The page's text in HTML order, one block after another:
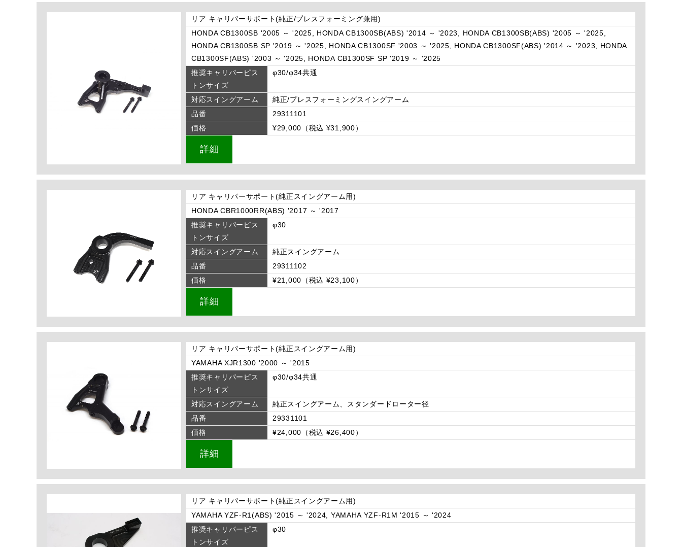
リア キャリパーサポート(純正/プレスフォーミング兼用)
HONDA CB1300SB '2005 ～ '2025, HONDA CB1300SB(ABS) '2014 ～ '2023, HONDA CB1300SB(ABS) '2005 ～ '2025,
HONDA CB1300SB SP '2019 ～ '2025, HONDA CB1300SF '2003 ～ '2025, HONDA CB1300SF(ABS) '2014 ～ '2023, HONDA
CB1300SF(ABS) '2003 ～ '2025, HONDA CB1300SF SP '2019 ～ '2025
推奨キャリパーピス
トンサイズ
φ30/φ34共通
対応スイングアーム
純正/プレスフォーミングスイングアーム
品番
29311101
価格
¥29,000（税込 ¥31,900）
詳細
リア キャリパーサポート(純正スイングアーム用)
HONDA CBR1000RR(ABS) '2017 ～ '2017
推奨キャリパーピス
トンサイズ
φ30
対応スイングアーム
純正スイングアーム
品番
29311102
価格
¥21,000（税込 ¥23,100）
詳細
リア キャリパーサポート(純正スイングアーム用)
YAMAHA XJR1300 '2000 ～ '2015
推奨キャリパーピス
トンサイズ
φ30/φ34共通
対応スイングアーム
純正スイングアーム、スタンダードローター径
品番
29331101
価格
¥24,000（税込 ¥26,400）
詳細
リア キャリパーサポート(純正スイングアーム用)
YAMAHA YZF-R1(ABS) '2015 ～ '2024, YAMAHA YZF-R1M '2015 ～ '2024
推奨キャリパーピス
トンサイズ
φ30